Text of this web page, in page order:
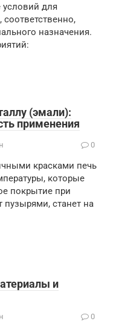
условий для
назначения.
(эмали):
применения
0
красками печь
которые
покрытие при
пузырями, станет на
и
0